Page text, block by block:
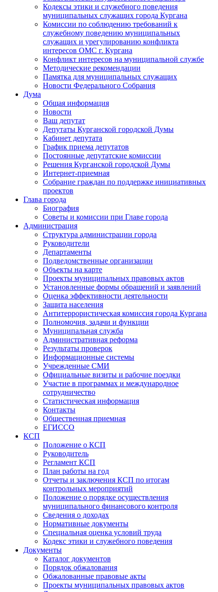
Кодексы этики и служебного поведения
муниципальных служащих города Кургана
Комиссии по соблюдению требований к
служебному поведению муниципальных
служащих и урегулированию конфликта
интересов ОМС г. Кургана
Конфликт интересов на муниципальной службе
Методические рекомендации
Памятка для муниципальных служащих
Новости Федерального Cобрания
Дума
Общая информация
Новости
Ваш депутат
Депутаты Курганской городской Думы
Кабинет депутата
График приема депутатов
Постоянные депутатские комиссии
Решения Курганской городской Думы
Интернет-приемная
Собрание граждан по поддержке инициативных
проектов
Глава города
Биография
Советы и комиссии при Главе города
Администрация
Структура администрации города
Руководители
Департаменты
Подведомственные организации
Объекты на карте
Проекты муниципальных правовых актов
Установленные формы обращений и заявлений
Оценка эффективности деятельности
Защита населения
Антитеррористическая комиссия города Кургана
Полномочия, задачи и функции
Муниципальная служба
Административная реформа
Результаты проверок
Информационные системы
Учрежденные СМИ
Официальные визиты и рабочие поездки
Участие в программах и международное
сотрудничество
Статистическая информация
Контакты
Общественная приемная
ЕГИССО
КСП
Положение о КСП
Руководитель
Регламент КСП
План работы на год
Отчеты и заключения КСП по итогам
контрольных мероприятий
Положение о порядке осуществления
муниципального финансового контроля
Сведения о доходах
Нормативные документы
Специальная оценка условий труда
Кодекс этики и служебного поведения
Документы
Каталог документов
Порядок обжалования
Обжалованные правовые акты
Проекты муниципальных правовых актов